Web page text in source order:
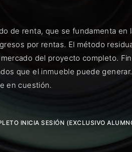
de renta, que se fundamenta
por rentas. El método
del proyecto completo.
que el inmueble puede
en cuestión.
INICIA SESIÓN (EXCLUSIVO